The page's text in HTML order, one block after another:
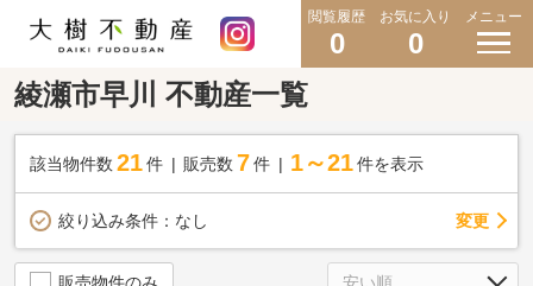
閲覧履歴
0
お気に入り
0
メニュー
綾瀬市早川 不動産一覧
該当物件数 21件 販売数 7 件 1～21 件を表示
絞り込み条件： なし 変更